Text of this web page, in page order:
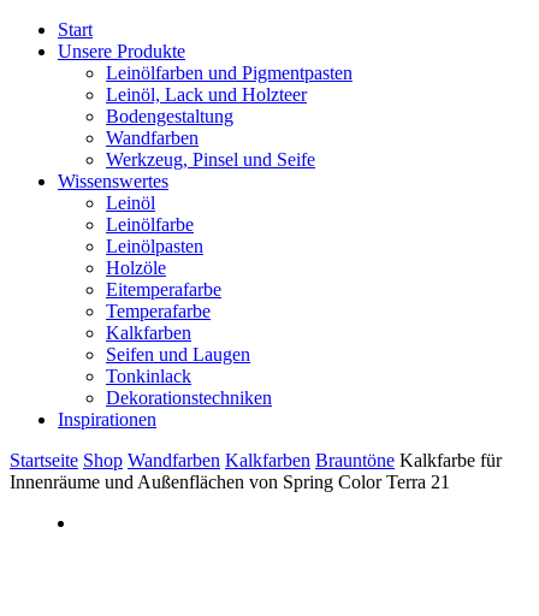
Start
Unsere Produkte
Leinölfarben und Pigmentpasten
Leinöl, Lack und Holzteer
Bodengestaltung
Wandfarben
Werkzeug, Pinsel und Seife
Wissenswertes
Leinöl
Leinölfarbe
Leinölpasten
Holzöle
Eitemperafarbe
Temperafarbe
Kalkfarben
Seifen und Laugen
Tonkinlack
Dekorationstechniken
Inspirationen
Startseite Shop Wandfarben Kalkfarben Brauntöne Kalkfarbe für
Innenräume und Außenflächen von Spring Color Terra 21